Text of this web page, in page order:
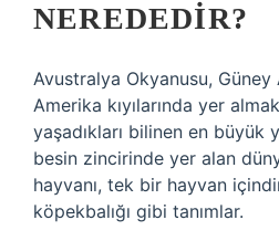
NEREDEDIR?
Avustralya Okyanusu, Güney
Amerika kıyılarında yer
yaşadıkları bilinen en büyük
besin zincirinde yer alan
hayvanı, tek bir hayvan
köpekbalığı gibi tanımlar.